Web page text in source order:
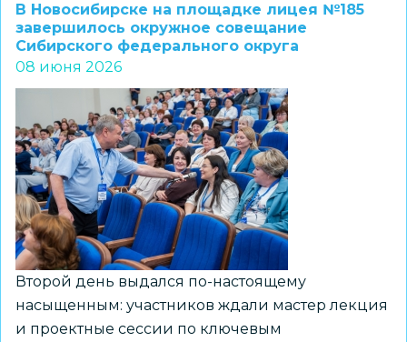
по
обществознанию
для
9-
х
и
10-
х
классов
представлены
на
Петербургском
международном
юридическом
В Новосибирске на площадке лицея №185
завершилось окружное совещание
Сибирского федерального округа
08 июня 2026
Второй день выдался по-настоящему
насыщенным: участников ждали мастер лекция
и проектные сессии по ключевым